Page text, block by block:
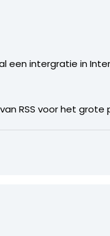
een intergratie in
RSS voor het grote